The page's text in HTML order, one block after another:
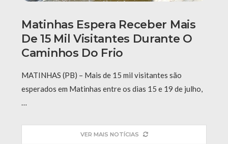
Matinhas Espera Receber Mais
De 15 Mil Visitantes Durante O
Caminhos Do Frio
MATINHAS (PB) – Mais de 15 mil visitantes são
esperados em Matinhas entre os dias 15 e 19 de julho,
…
VER MAIS NOTÍCIAS